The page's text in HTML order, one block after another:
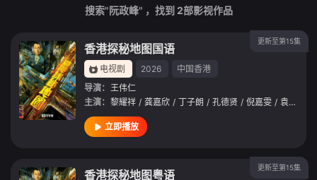
搜索"阮政峰" ，找到 2部影视作品
更新至第15集
香港探秘地图国语
电视剧 2026
中国香港
导演： 王伟仁
主演： 黎耀祥 / 龚嘉欣 / 丁子朗 / 孔德贤 / 倪嘉雯 / 袁文杰
立即播放
更新至第15集
香港探秘地图粤语